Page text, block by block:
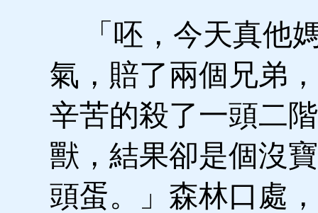
「呸，今天真他
氣，賠了兩個兄弟
辛苦的殺了一頭二
獸，結果卻是個沒
頭蛋。」森林口處